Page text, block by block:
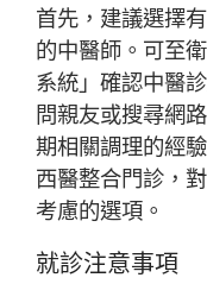
首先，建議選擇
的中醫師。可至
系統」確認中醫
問親友或搜尋網
期相關調理的經
西醫整合門診，
考慮的選項。
就診注意事項